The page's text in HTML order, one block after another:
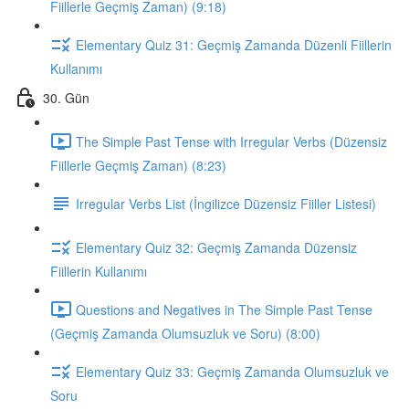
Fiillerle Geçmiş Zaman) (9:18)
Elementary Quiz 31: Geçmiş Zamanda Düzenli Fiillerin
Kullanımı
30. Gün
The Simple Past Tense with Irregular Verbs (Düzensiz
Fiillerle Geçmiş Zaman) (8:23)
Irregular Verbs List (İngilizce Düzensiz Fiiller Listesi)
Elementary Quiz 32: Geçmiş Zamanda Düzensiz
Fiillerin Kullanımı
Questions and Negatives in The Simple Past Tense
(Geçmiş Zamanda Olumsuzluk ve Soru) (8:00)
Elementary Quiz 33: Geçmiş Zamanda Olumsuzluk ve
Soru